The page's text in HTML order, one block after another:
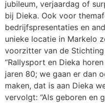
jubileum, verjaardag of
bij Dieka. Ook voor
bedrijfspresentaties en
unieke locatie in Markelo
voorzitter van de
“Rallysport en Dieka
jaren 80; we gaan er dan
maken, dat is aan Dieka
vervolgt: “Als geboren en